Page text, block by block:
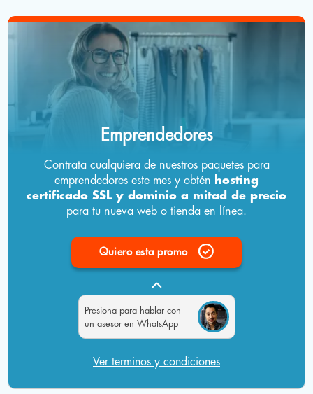
Emprendedores
Contrata cualquiera de nuestros paquetes para
emprendedores este mes y obtén
hosting
certificado SSL y dominio a mitad de precio
para tu nueva web o tienda en línea.
Quiero esta promo
Presionapara hablar con
un asesor en WhatsApp
Ver terminos y condiciones